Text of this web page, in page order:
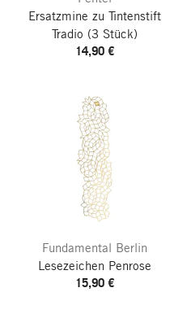
Ersatzmine zu Tintenstift
Tradio (3 Stück)
14,90 €
Fundamental Berlin
Lesezeichen Penrose
15,90 €